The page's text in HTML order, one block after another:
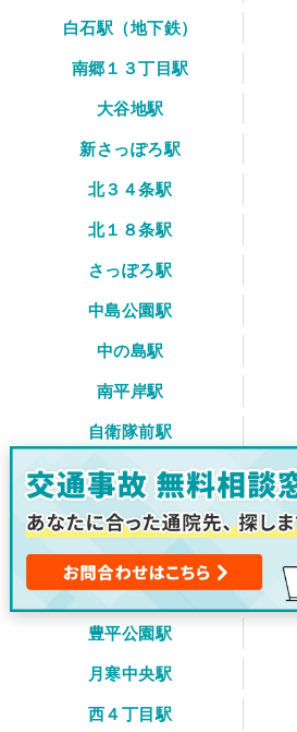
白石駅（地下鉄）
南郷１３丁目駅
大谷地駅
新さっぽろ駅
北３４条駅
北１８条駅
さっぽろ駅
中島公園駅
中の島駅
南平岸駅
自衛隊前駅
栄町駅
元町駅
東区役所前駅
豊水すすきの駅
豊平公園駅
月寒中央駅
西４丁目駅